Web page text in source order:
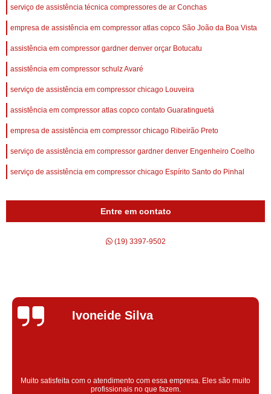
serviço de assistência técnica compressores de ar Conchas
empresa de assistência em compressor atlas copco São João da Boa Vista
assistência em compressor gardner denver orçar Botucatu
assistência em compressor schulz Avaré
serviço de assistência em compressor chicago Louveira
assistência em compressor atlas copco contato Guaratinguetá
empresa de assistência em compressor chicago Ribeirão Preto
serviço de assistência em compressor gardner denver Engenheiro Coelho
serviço de assistência em compressor chicago Espírito Santo do Pinhal
Entre em contato
(19) 3397-9502
Silvana Alves
Super satisfeita com o serviço prestado, atendimento muito bom!
colaoradores educado e transparente, destaque para o colaborador